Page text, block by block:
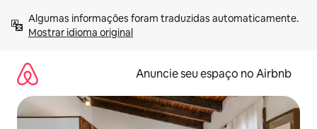
para
Mostrar idioma original
Anuncie seu espaço no Airbnb